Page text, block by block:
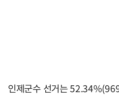
인제군수 선거는